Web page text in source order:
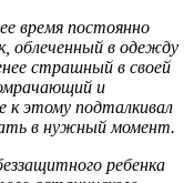
время постоянно
облеченный в одежду
страшный в своей
и
к этому подталкивал
в нужный момент.
ребенка